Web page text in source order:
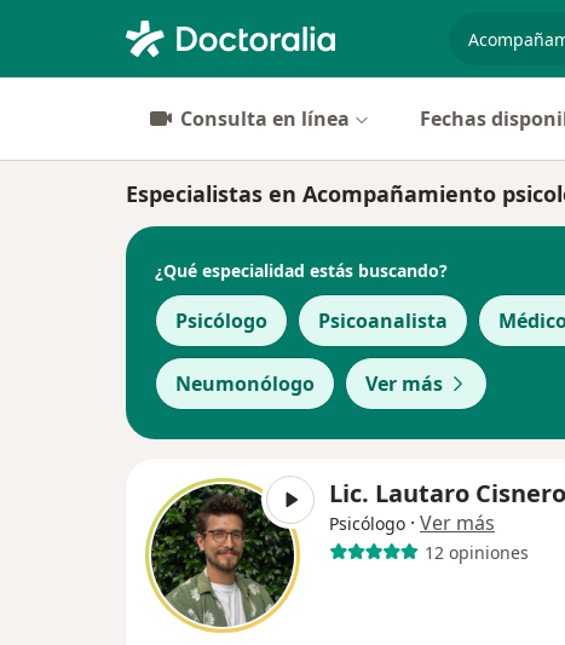
Consulta en línea Fechas
Especialistas en Acompañamiento
¿Qué especialidad estás buscando?
Psicólogo Psicoanalista
Neumonólogo Ver más
Lic. Lautaro
Psicólogo · Ver más
12 opiniones